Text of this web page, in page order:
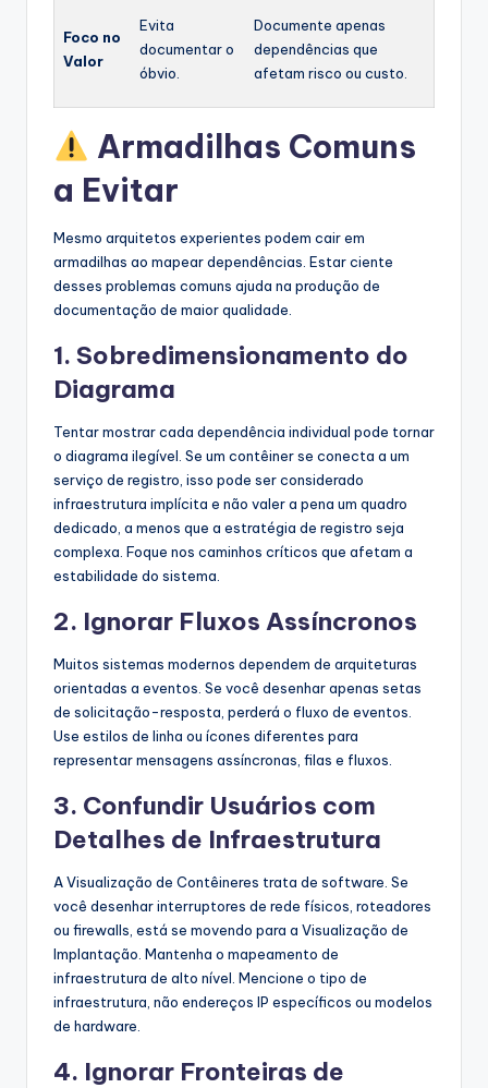
Foco no
Valor
Evita
documentar o
óbvio.
Documente apenas
dependências que
afetam risco ou custo.
Armadilhas Comuns
a Evitar
Mesmo arquitetos experientes podem cair em
armadilhas ao mapear dependências. Estar ciente
desses problemas comuns ajuda na produção de
documentação de maior qualidade.
1. Sobredimensionamento do
Diagrama
Tentar mostrar cada dependência individual pode tornar
o diagrama ilegível. Se um contêiner se conecta a um
serviço de registro, isso pode ser considerado
infraestrutura implícita e não valer a pena um quadro
dedicado, a menos que a estratégia de registro seja
complexa. Foque nos caminhos críticos que afetam a
estabilidade do sistema.
2. Ignorar Fluxos Assíncronos
Muitos sistemas modernos dependem de arquiteturas
orientadas a eventos. Se você desenhar apenas setas
de solicitação-resposta, perderá o fluxo de eventos.
Use estilos de linha ou ícones diferentes para
representar mensagens assíncronas, filas e fluxos.
3. Confundir Usuários com
Detalhes de Infraestrutura
A Visualização de Contêineres trata de software. Se
você desenhar interruptores de rede físicos, roteadores
ou firewalls, está se movendo para a Visualização de
Implantação. Mantenha o mapeamento de
infraestrutura de alto nível. Mencione o tipo de
infraestrutura, não endereços IP específicos ou modelos
de hardware.
4. Ignorar Fronteiras de